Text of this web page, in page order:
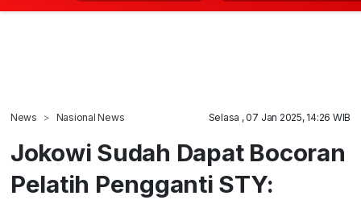
News Nasional News Selasa , 07 Jan 2025, 14:26 WIB
Jokowi Sudah Dapat Bocoran
Pelatih Pengganti STY: